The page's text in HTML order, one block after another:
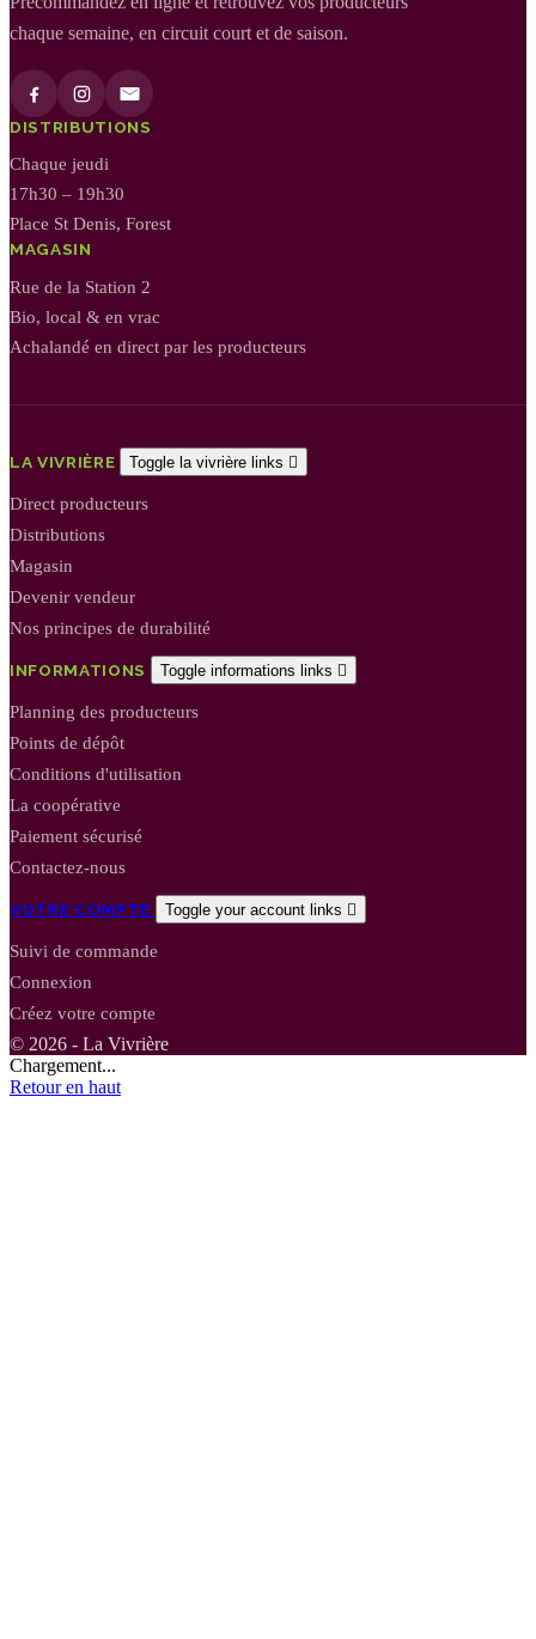
chaque semaine, en circuit court et de saison.
DISTRIBUTIONS
Chaque jeudi
17h30 – 19h30
Place St Denis, Forest
MAGASIN
Rue de la Station 2
Bio, local & en vrac
Achalandé en direct par les producteurs
LA VIVRIÈRE Toggle la vivrière links 
Direct producteurs
Distributions
Magasin
Devenir vendeur
Nos principes de durabilité
INFORMATIONS Toggle informations links 
Planning des producteurs
Points de dépôt
Conditions d'utilisation
La coopérative
Paiement sécurisé
Contactez-nous
VOTRE COMPTE Toggle your account links 
Suivi de commande
Connexion
Créez votre compte
© 2026 - La Vivrière
Chargement...
Retour en haut